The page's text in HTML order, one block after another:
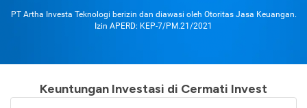
PT Artha Investa Teknologi berizin dan diawasi oleh Otoritas Jasa Keuangan.
Izin APERD: KEP-7/PM.21/2021
Keuntungan Investasi di Cermati Invest